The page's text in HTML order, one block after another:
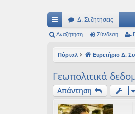
ρή
ς
συ
Δ. Συζητήσεις
Αναζήτηση Σύνδεση
Πόρταλ Ευρετήριο Δ.
Γεωπολιτικά
Απάντηση